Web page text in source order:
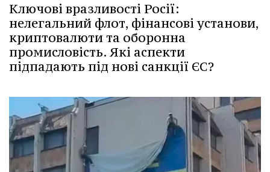
Ключові вразливості Росії:
нелегальний флот, фінансові установи,
криптовалюти та оборонна
промисловість. Які аспекти
підпадають під нові санкції ЄС?